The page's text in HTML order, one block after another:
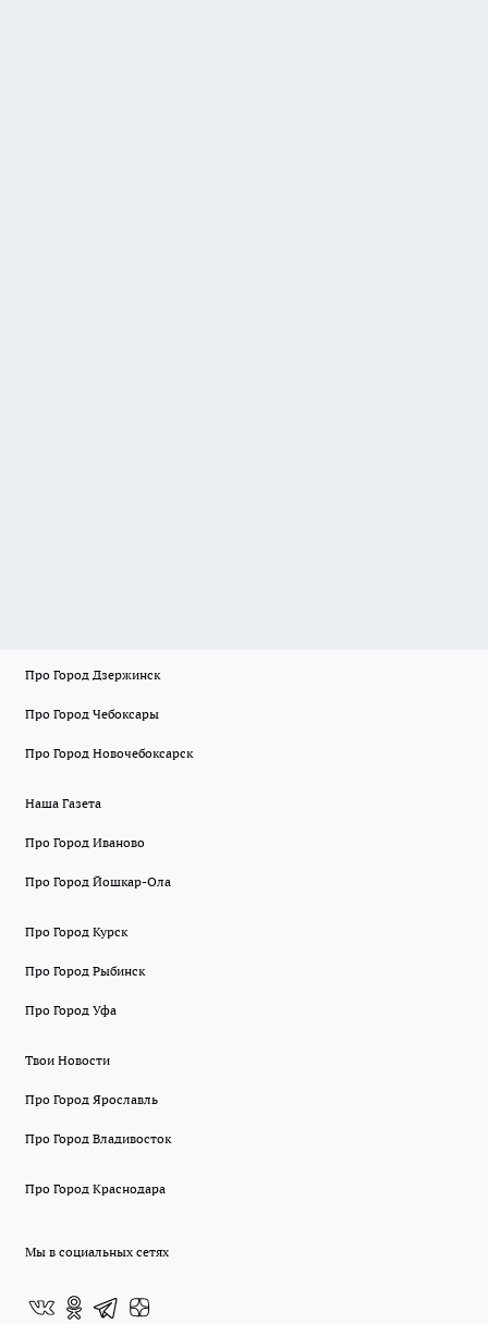
Про Город Дзержинск
Про Город Чебоксары
Про Город Новочебоксарск
Наша Газета
Про Город Иваново
Про Город Йошкар-Ола
Про Город Курск
Про Город Рыбинск
Про Город Уфа
Твои Новости
Про Город Ярославль
Про Город Владивосток
Про Город Краснодара
Мы в социальных сетях